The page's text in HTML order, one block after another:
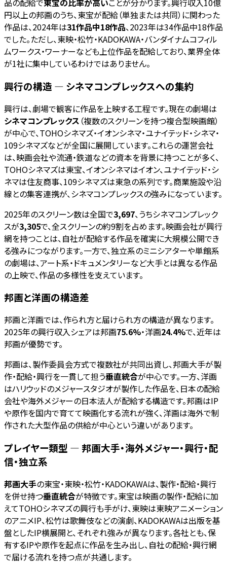
品の配給で東宝の比率が高いことが分かります。興行収入10億
円以上の邦画のうち、東宝が配給（単独または共同）に関わった
作品は、2024年は31作品中18作品、2023年は34作品中18作品
でした。ただし、東映・松竹・KADOKAWA・バンダイナムコフィル
ムワークス・ワーナーなども上位作品を配給しており、業界全体
が1社に集中しているわけではありません。
興行の構造 — シネマコンプレックスへの集約
興行は、劇場で観客に作品を上映する工程です。現在の劇場は
シネマコンプレックス （複数のスクリーンを持つ複合型映画館）
が中心で、TOHOシネマズ・イオンシネマ・ユナイテッド・シネマ・
109シネマズなどが全国に展開しています。これらの運営会社
は、映画会社や流通・鉄道などの資本を背景に持つことが多く、
TOHOシネマズは東宝、イオンシネマはイオン、ユナイテッド・シ
ネマは住友商事、109シネマズは東急の系列です。商業施設や沿
線との集客連携が、シネマコンプレックスの強みになっています。
2025年のスクリーン数は全国で3,697、うちシネマコンプレック
スが3,305で、全スクリーンの約9割を占めます。映画会社が興行
網を持つことは、自社が配給する作品を確実に大規模公開でき
る強みにつながります。一方で、独立系のミニシアターや単館系
の劇場は、アート系・ドキュメンタリーなど大手とは異なる作品
の上映で、作品の多様性を支えています。
邦画と洋画の構造差
邦画と洋画では、作られ方と届けられ方の構造が異なります。
2025年の興行収入シェアは邦画75.6%・洋画24.4%で、近年は
邦画が優勢です。
邦画は、製作委員会方式で複数社が共同出資し、邦画大手が製
作・配給・興行を一貫して担う垂直統合が中心です。一方、洋画
はハリウッドのメジャースタジオが製作した作品を、日本の配給
会社や海外メジャーの日本法人が配給する構造です。邦画はIP
や原作を国内で育てて映画化する流れが強く、洋画は海外で制
作された大型作品の供給が中心という違いがあります。
プレイヤー類型 — 邦画大手・海外メジャー・興行・配
信・独立系
邦画大手の東宝・東映・松竹・KADOKAWAは、製作・配給・興行
を併せ持つ垂直統合が特徴です。東宝は映画の製作・配給に加
えてTOHOシネマズの興行も手がけ、東映は東映アニメーション
のアニメIP、松竹は歌舞伎などの演劇、KADOKAWAは出版を基
盤としたIP横展開と、それぞれ強みが異なります。各社とも、保
有するIPや原作を起点に作品を生み出し、自社の配給・興行網
で届ける流れを持つ点が共通します。